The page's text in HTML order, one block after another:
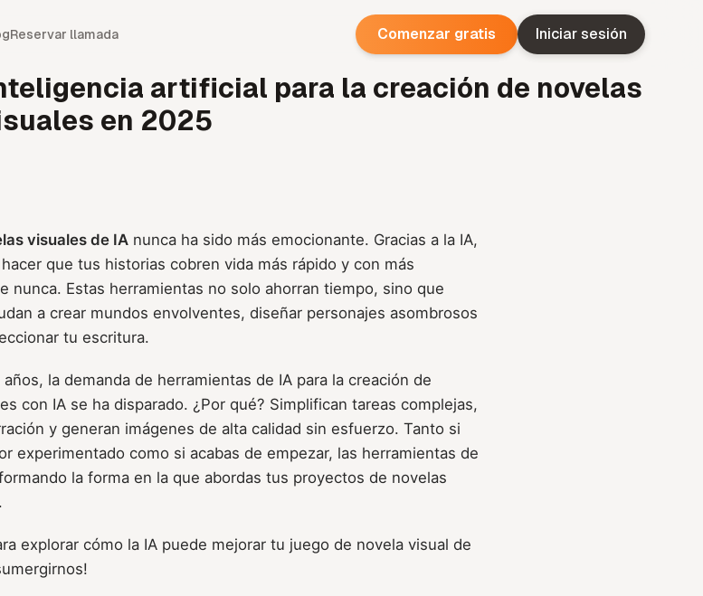
Reservar llamada Comenzar gratis Iniciar sesión
artificial para la creación de novelas
en 2025
visuales de IA nunca ha sido más emocionante. Gracias a la IA,
que tus historias cobren vida más rápido y con más
nunca. Estas herramientas no solo ahorran tiempo, sino que
a crear mundos envolventes, diseñar personajes asombrosos
tu escritura.
la demanda de herramientas de IA para la creación de
con IA se ha disparado. ¿Por qué? Simplifican tareas complejas,
y generan imágenes de alta calidad sin esfuerzo. Tanto si
experimentado como si acabas de empezar, las herramientas de
la forma en la que abordas tus proyectos de novelas
explorar cómo la IA puede mejorar tu juego de novela visual de